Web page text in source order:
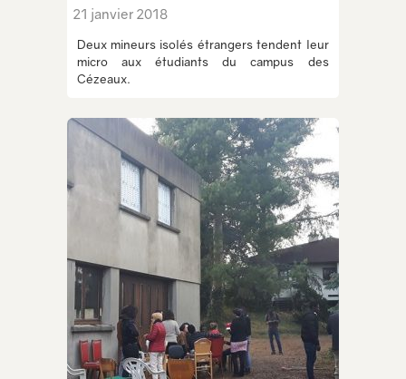
21 janvier 2018
Deux mineurs isolés étrangers tendent leur
micro aux étudiants du campus des
Cézeaux.